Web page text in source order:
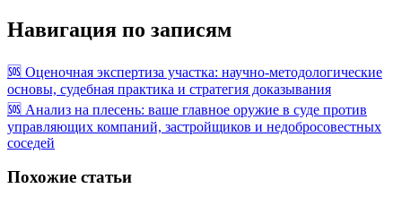
Навигация по записям
🆘 Оценочная экспертиза участка: научно-методологические
основы, судебная практика и стратегия доказывания
🆘 Анализ на плесень: ваше главное оружие в суде против
управляющих компаний, застройщиков и недобросовестных
соседей
Похожие статьи